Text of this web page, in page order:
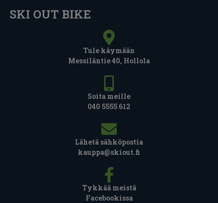
SKI OUT BIKE
Tule käymään
Messiläntie 40, Hollola
Soita meille
040 5555 612
Lähetä sähköpostia
kauppa@skiout.fi
Tykkää meistä
Facebookissa